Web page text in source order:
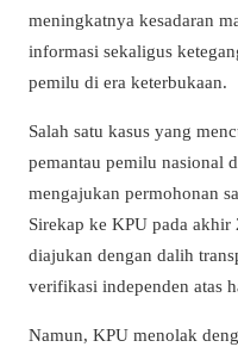
meningkatnya kesadaran
informasi sekaligus
pemilu di era keterbukaan.
Salah satu kasus yang
pemantau pemilu nasional
mengajukan permohonan
Sirekap ke KPU pada akhir
diajukan dengan dalih
verifikasi independen atas
Namun, KPU menolak